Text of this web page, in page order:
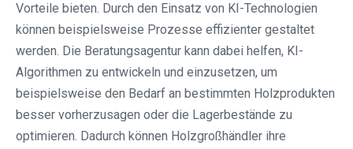
Vorteile bieten. Durch den Einsatz von KI-Technologien
können beispielsweise Prozesse effizienter gestaltet
werden. Die Beratungsagentur kann dabei helfen, KI-
Algorithmen zu entwickeln und einzusetzen, um
beispielsweise den Bedarf an bestimmten Holzprodukten
besser vorherzusagen oder die Lagerbestände zu
optimieren. Dadurch können Holzgroßhändler ihre